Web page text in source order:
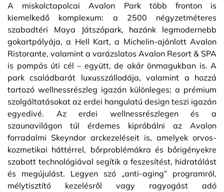
A miskolctapolcai Avalon Park több fronton is
kiemelkedő komplexum: a 2500 négyzetméteres
szabadtéri Maya Játszópark, hazánk legmodernebb
gokartpályája, a Hell Kart, a Michelin-ajánlott Avalon
Ristorante, valamint a varázslatos Avalon Resort & SPA
is pompás úti cél – együtt, de akár önmagukban is. A
park családbarát luxusszállodája, valamint a hozzá
tartozó wellnessrészleg igazán különleges; a prémium
szolgáltatásokat az erdei hangulatú design teszi igazán
egyedivé. Az erdei wellnessrészlegen és a
szaunavilágon túl érdemes kipróbálni az Avalon
forradalmi Skeyndor arckezeléseit is, amelyek orvos-
kozmetikai háttérrel, bőrproblémákra és bőrigényekre
szabott technológiával segítik a feszesítést, hidratálást
és megújulást. Legyen szó „anti-aging” programról,
mélytisztító kezelésről vagy ragyogást adó